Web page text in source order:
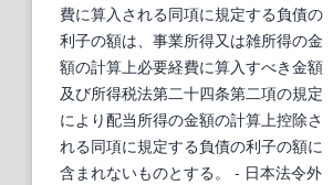
費に算入される同項に規定する負債の
利子の額は、事業所得又は雑所得の金
額の計算上必要経費に算入すべき金額
及び所得税法第二十四条第二項の規定
により配当所得の金額の計算上控除さ
れる同項に規定する負債の利子の額に
含まれないものとする。
- 日本法令外